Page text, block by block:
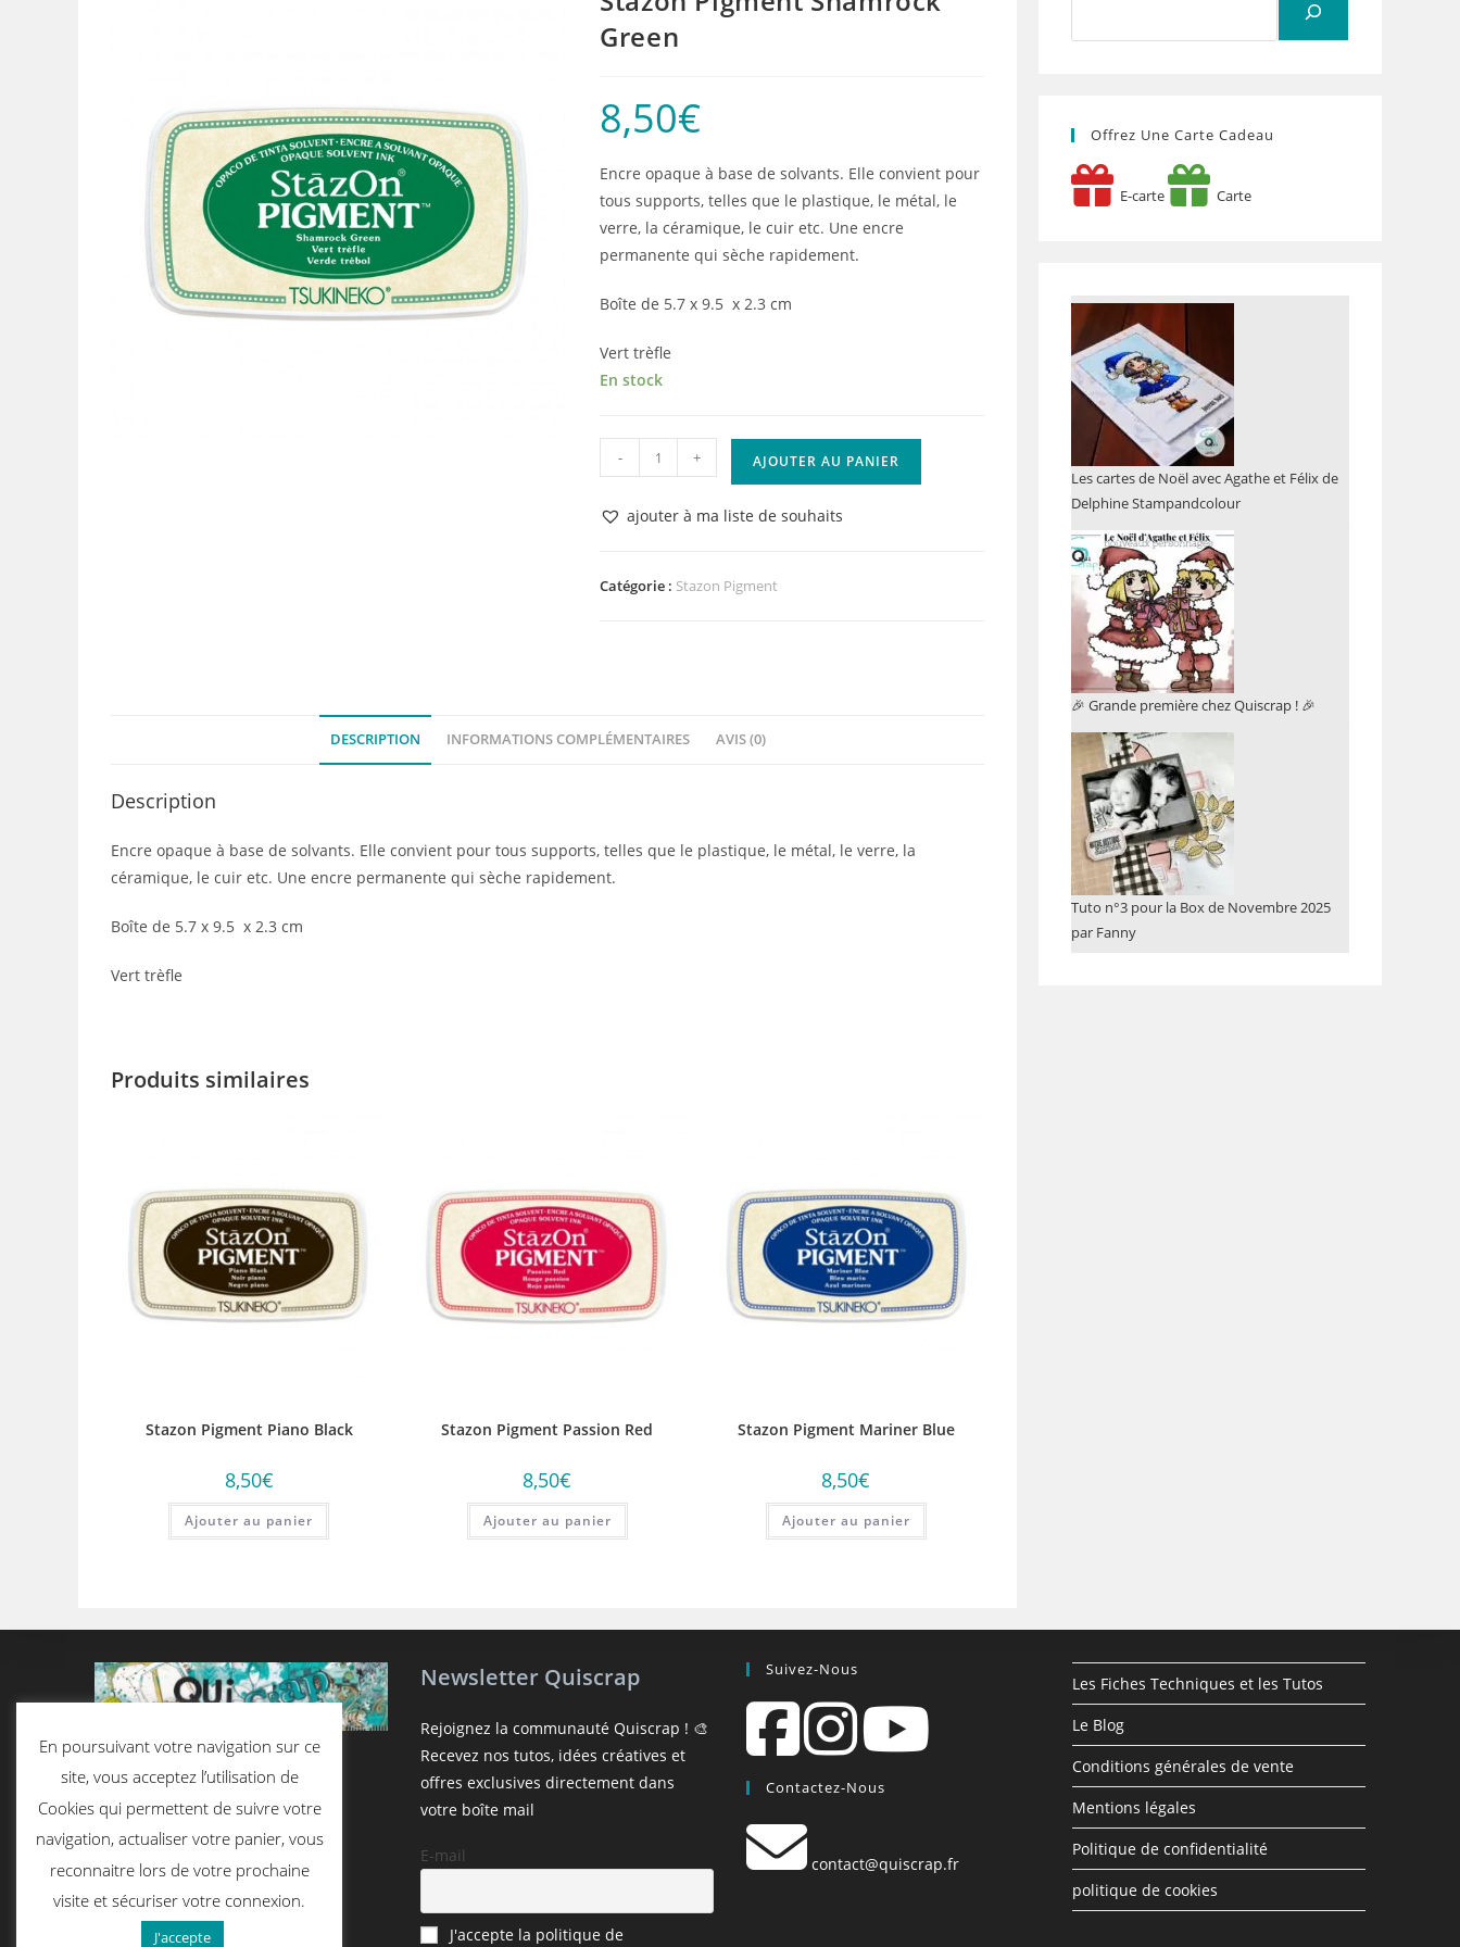
Green
8,50€
Encre opaque à base de solvants. Elle convient pour
tous supports, telles que le plastique, le métal, le
verre, la céramique, le cuir etc. Une encre
permanente qui sèche rapidement.
Boîte de 5.7 x 9.5 x 2.3 cm
Vert trèfle
En stock
quantité
de
Stazon
Pigment
Green
- + AJOUTER AU PANIER
ajouter à ma liste de souhaits
Catégorie : Stazon Pigment
DESCRIPTION INFORMATIONS COMPLÉMENTAIRES AVIS (0)
Description
Encre opaque à base de solvants. Elle convient pour tous supports, telles que le plastique, le métal, le verre, la
céramique, le cuir etc. Une encre permanente qui sèche rapidement.
Boîte de 5.7 x 9.5 x 2.3 cm
Vert trèfle
Produits similaires
Stazon Pigment Piano Black
8,50€
Ajouter au panier
Stazon Pigment Passion Red
8,50€
Ajouter au panier
Stazon Pigment Mariner Blue
8,50€
Ajouter au panier
Offrez Une Carte Cadeau
E-carte Carte
Les cartes de Noël avec Agathe et Félix de
Delphine Stampandcolour
🎉 Grande première chez Quiscrap ! 🎉
Tuto n°3 pour la Box de Novembre 2025
par Fanny
Newsletter Quiscrap
Rejoignez la communauté Quiscrap ! 🎨
Recevez nos tutos, idées créatives et
offres exclusives directement dans
votre boîte mail
E-mail
J'accepte la politique de
Suivez-Nous
Contactez-Nous
contact@quiscrap.fr
Les Fiches Techniques et les Tutos
Le Blog
Conditions générales de vente
Mentions légales
Politique de confidentialité
politique de cookies
En poursuivant votre navigation sur ce
site, vous acceptez l’utilisation de
Cookies qui permettent de suivre votre
navigation, actualiser votre panier, vous
reconnaitre lors de votre prochaine
visite et sécuriser votre connexion.
J'accepte